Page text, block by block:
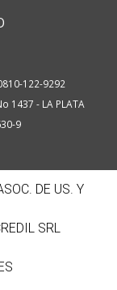
122-9292
1437 - LA PLATA
9
DE US. Y
SRL